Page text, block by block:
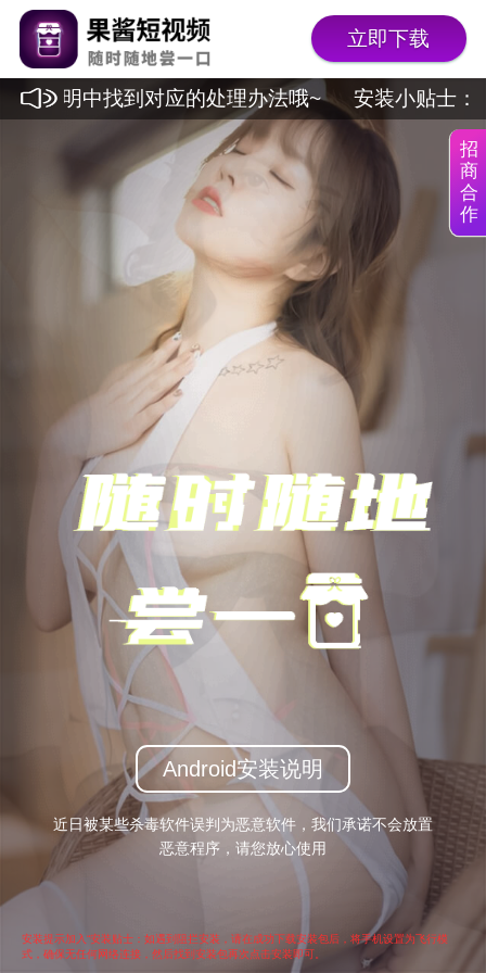
立即下载
说明中找到对应的处理办法哦~ 安装小贴士：
Android安装说明
近日被某些杀毒软件误判为恶意软件，我们承诺不会放置
恶意程序，请您放心使用
安装提示加入“安装贴士：如遇到阻拦安装，请在成功下载安装包后，将手机设置为飞行模
式，确保无任何网络连接，然后找到安装包再次点击安装即可。
招
商
合
作